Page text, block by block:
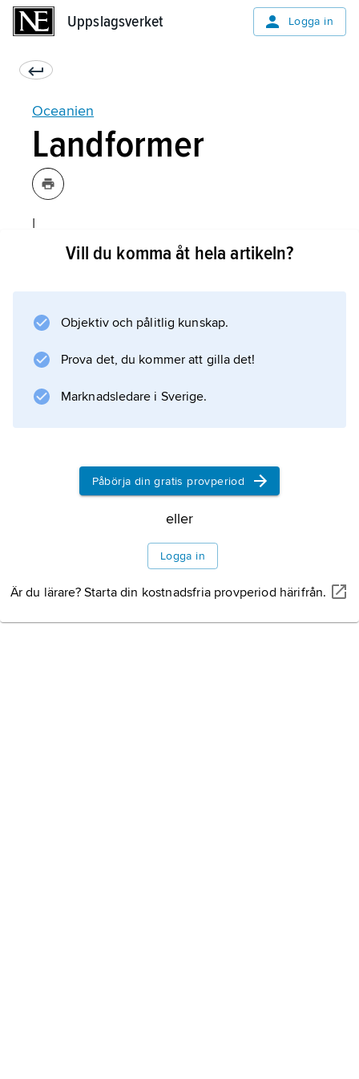
Uppslagsverket Logga in
Oceanien
Landformer
I
Australien
över havet. Öknar och saltsjöar är vanliga.
Österut ligger Stora australiska
huvudsakligen utgörs av Murrays och
Information om artikeln
Vill du komma åt hela artikeln?
Objektiv och pålitlig kunskap.
Prova det, du kommer att gilla det!
Marknadsledare i Sverige.
Påbörja din gratis provperiod
eller
Logga in
Är du lärare? Starta din kostnadsfria provperiod härifrån.